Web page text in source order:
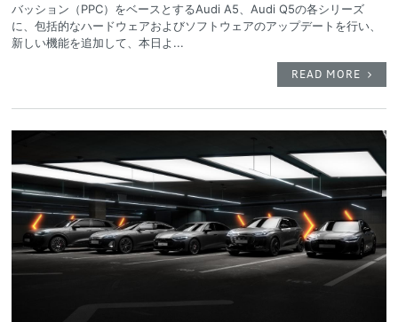
バッション（PPC）をベースとするAudi A5、Audi Q5の各シリーズ
に、包括的なハードウェアおよびソフトウェアのアップデートを行い、
新しい機能を追加して、本日よ...
READ MORE